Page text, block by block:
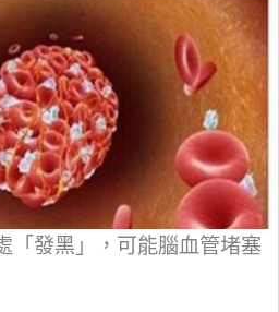
「發黑」，可能腦血管堵塞